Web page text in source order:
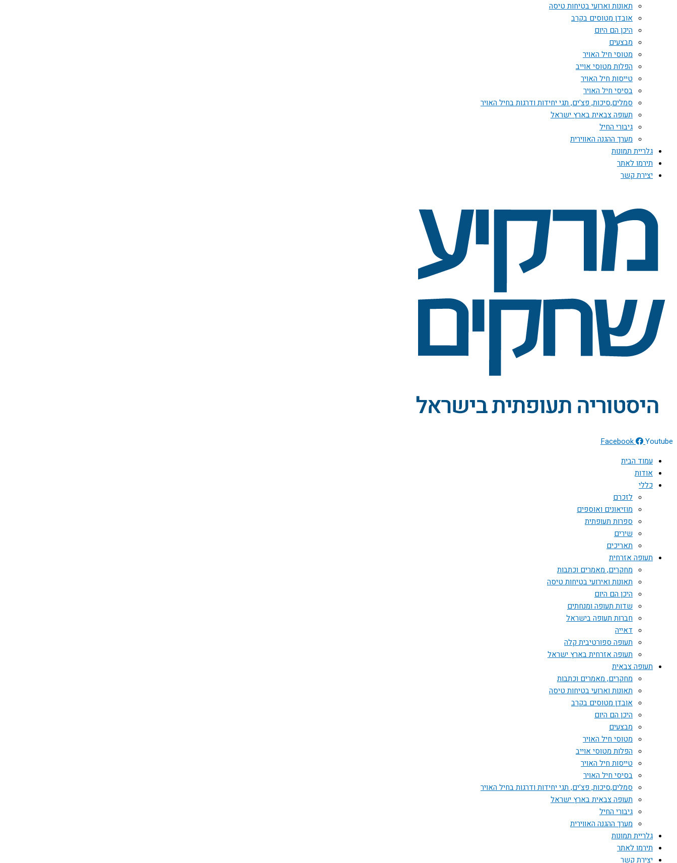
תאונות וארועי בטיחות טיסה
אובדן מטוסים בקרב
היכן הם היום
מבצעים
מטוסי חיל האויר
הפלות מטוסי אוייב
טייסות חיל האויר
בסיסי חיל האויר
סמלים,סיכות, פצ'ים, תגי יחידות ודרגות בחיל האויר
תעופה צבאית בארץ ישראל
גיבורי החיל
מערך ההגנה האווירית
גלריית תמונות
תירמו לאתר
יצירת קשר
Facebook
Youtube
עמוד הבית
אודות
כללי
לזכרם
מוזיאונים ואוספים
ספרות תעופתית
שירים
תאריכים
תעופה אזרחית
מחקרים, מאמרים וכתבות
תאונות ואירועי בטיחות טיסה
היכן הם היום
שדות תעופה ומנחתים
חברות תעופה בישראל
דאייה
תעופה ספורטיבית קלה
תעופה אזרחית בארץ ישראל
תעופה צבאית
מחקרים, מאמרים וכתבות
תאונות וארועי בטיחות טיסה
אובדן מטוסים בקרב
היכן הם היום
מבצעים
מטוסי חיל האויר
הפלות מטוסי אוייב
טייסות חיל האויר
בסיסי חיל האויר
סמלים,סיכות, פצ'ים, תגי יחידות ודרגות בחיל האויר
תעופה צבאית בארץ ישראל
גיבורי החיל
מערך ההגנה האווירית
גלריית תמונות
תירמו לאתר
יצירת קשר